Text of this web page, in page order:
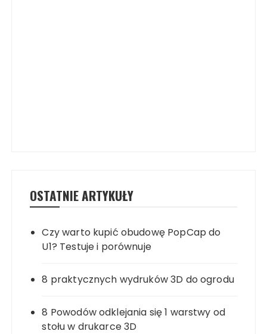
OSTATNIE ARTYKUŁY
Czy warto kupić obudowę PopCap do
U1? Testuje i porównuje
8 praktycznych wydruków 3D do ogrodu
8 Powodów odklejania się 1 warstwy od
stołu w drukarce 3D